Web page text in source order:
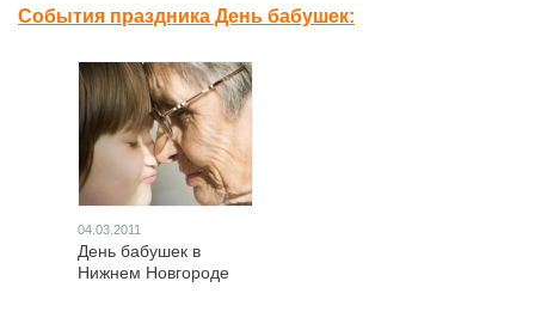
События праздника День бабушек:
04.03.2011
День бабушек в
Нижнем Новгороде